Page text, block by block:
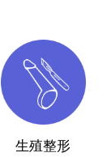
生殖整形